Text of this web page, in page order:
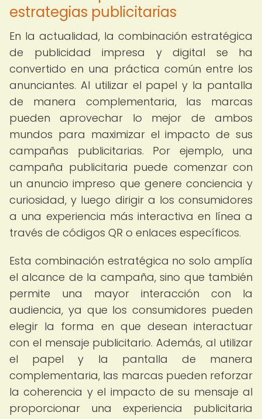
estrategias publicitarias
En la actualidad, la combinación estratégica
de publicidad impresa y digital se ha
convertido en una práctica común entre los
anunciantes. Al utilizar el papel y la pantalla
de manera complementaria, las marcas
pueden aprovechar lo mejor de ambos
mundos para maximizar el impacto de sus
campañas publicitarias. Por ejemplo, una
campaña publicitaria puede comenzar con
un anuncio impreso que genere conciencia y
curiosidad, y luego dirigir a los consumidores
a una experiencia más interactiva en línea a
través de códigos QR o enlaces específicos.
Esta combinación estratégica no solo amplía
el alcance de la campaña, sino que también
permite una mayor interacción con la
audiencia, ya que los consumidores pueden
elegir la forma en que desean interactuar
con el mensaje publicitario. Además, al utilizar
el papel y la pantalla de manera
complementaria, las marcas pueden reforzar
la coherencia y el impacto de su mensaje al
proporcionar una experiencia publicitaria